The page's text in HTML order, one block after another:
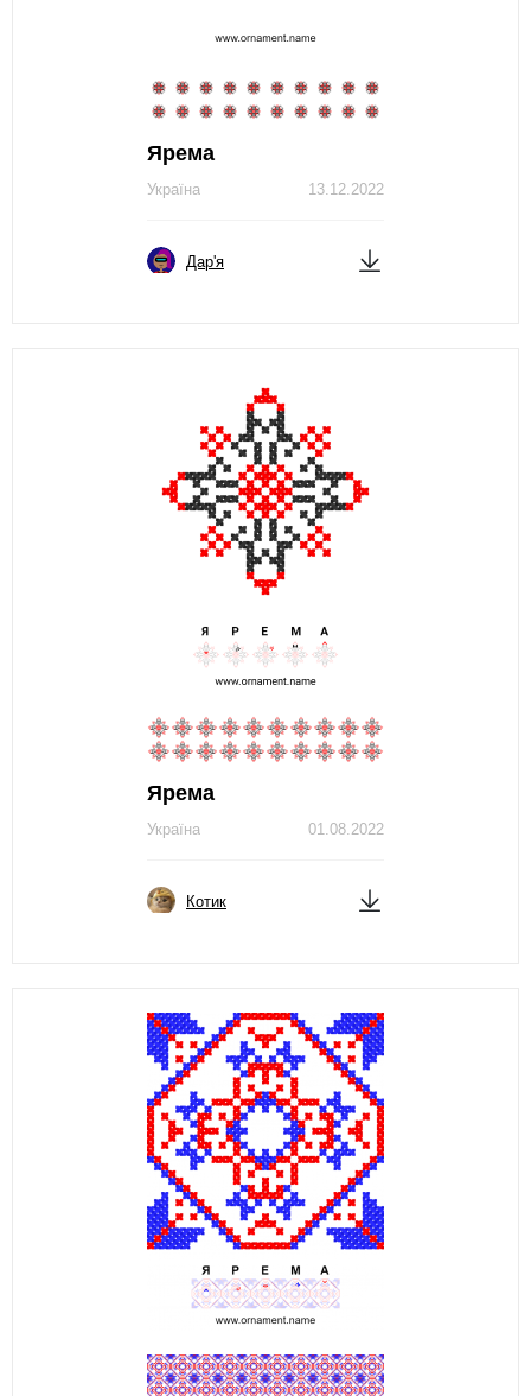
Ярема
13.12.2022
Україна
Дар'я
Ярема
01.08.2022
Україна
Котик